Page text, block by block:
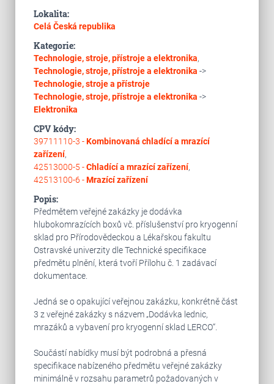
Lokalita:
Celá Česká republika
Kategorie:
Technologie, stroje, přístroje a elektronika,
Technologie, stroje, přístroje a elektronika ->
Technologie, stroje a přístroje
Technologie, stroje, přístroje a elektronika ->
Elektronika
CPV kódy:
39711110-3 -Kombinovaná chladící a mrazící
zařízení,
42513000-5 -Chladící a mrazící zařízení,
42513100-6 -Mrazící zařízení
Popis:
Předmětem veřejné zakázky je dodávka
hlubokomrazících boxů vč. příslušenství pro kryogenní
sklad pro Přírodovědeckou a Lékařskou fakultu
Ostravské univerzity dle Technické specifikace
předmětu plnění, která tvoří Přílohu č. 1 zadávací
dokumentace.
Jedná se o opakující veřejnou zakázku, konkrétně část
3 z veřejné zakázky s názvem „Dodávka lednic,
mrazáků a vybavení pro kryogenní sklad LERCO“.
Součástí nabídky musí být podrobná a přesná
specifikace nabízeného předmětu veřejné zakázky
minimálně v rozsahu parametrů požadovaných v